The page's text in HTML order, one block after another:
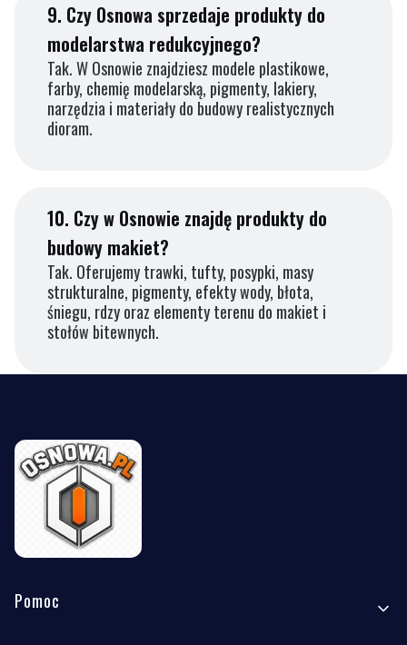
9. Czy Osnowa sprzedaje produkty do
modelarstwa redukcyjnego?
Tak. W Osnowie znajdziesz modele plastikowe,
farby, chemię modelarską, pigmenty, lakiery,
narzędzia i materiały do budowy realistycznych
dioram.
10. Czy w Osnowie znajdę produkty do
budowy makiet?
Tak. Oferujemy trawki, tufty, posypki, masy
strukturalne, pigmenty, efekty wody, błota,
śniegu, rdzy oraz elementy terenu do makiet i
stołów bitewnych.
Linki w stopce
Pomoc